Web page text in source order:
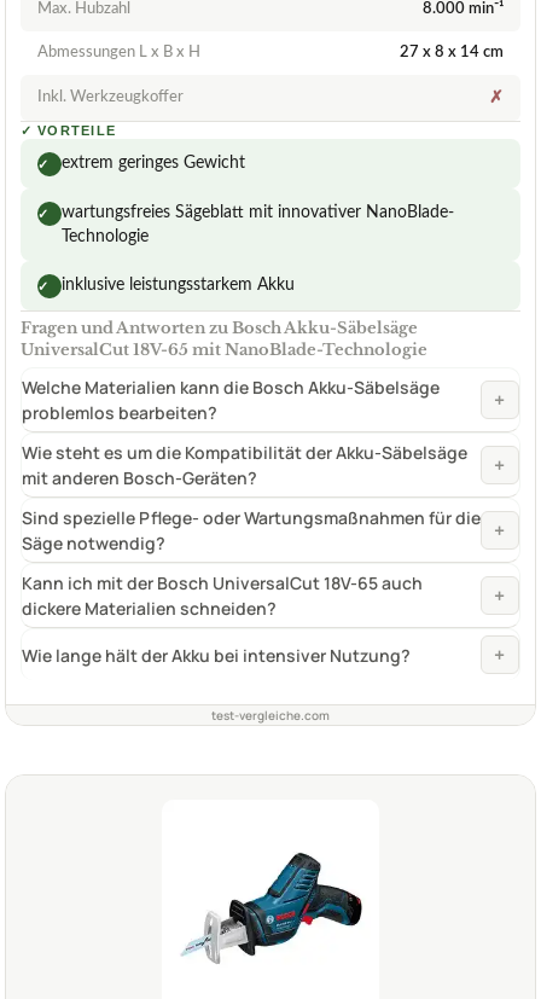
Max. Hubzahl 8.000 min⁻¹
Abmessungen L x B x H 27 x 8 x 14 cm
Inkl. Werkzeugkoffer ✗
✓ VORTEILE
✓ extrem geringes Gewicht
✓
wartungsfreies Sägeblatt mit innovativer NanoBlade-
Technologie
✓ inklusive leistungsstarkem Akku
Fragen und Antworten zu Bosch Akku-Säbelsäge
UniversalCut 18V-65 mit NanoBlade-Technologie
Welche Materialien kann die Bosch Akku-Säbelsäge
problemlos bearbeiten?
+
Wie steht es um die Kompatibilität der Akku-Säbelsäge
mit anderen Bosch-Geräten?
+
Sind spezielle Pflege- oder Wartungsmaßnahmen für die
Säge notwendig?
+
Kann ich mit der Bosch UniversalCut 18V-65 auch
dickere Materialien schneiden?
+
Wie lange hält der Akku bei intensiver Nutzung? +
test-vergleiche.com